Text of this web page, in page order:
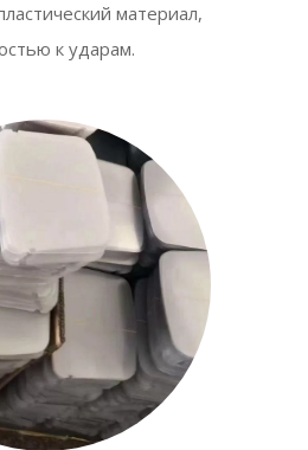
материал,
к ударам.